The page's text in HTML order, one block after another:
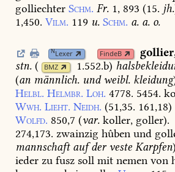
golliechter Schm. Fr. 1, 893 (15. jh.
1,450. Vilm. 119 u. Schm. a. a. o.
NLexer FindeB gollier
stn. ( BMZ 1.552.b)
(an männlich. undweibl. kleidung
Helbl. Helmbr. Loh. 4778. 5454.
Wwh. Lieht. Neidh. (51,35. 161,18)
Wolfd. 850,7 (var. koller, goller).
274,173. zwainzig hûben und
mannschaftaufderveste Karpfen
ieder zu fusz soll mit nemen von